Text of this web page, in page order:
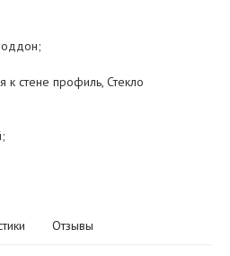
к стене профиль, Стекло
Отзывы